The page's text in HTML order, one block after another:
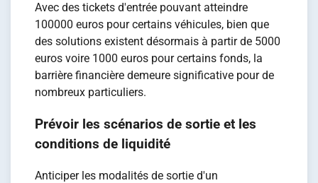
Avec des tickets d'entrée pouvant atteindre
100000 euros pour certains véhicules, bien que
des solutions existent désormais à partir de 5000
euros voire 1000 euros pour certains fonds, la
barrière financière demeure significative pour de
nombreux particuliers.
Prévoir les scénarios de sortie et les
conditions de liquidité
Anticiper les modalités de sortie d'un